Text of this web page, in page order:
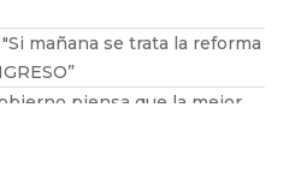
mañana se trata la reforma
piensa que la mejor
que no existe”